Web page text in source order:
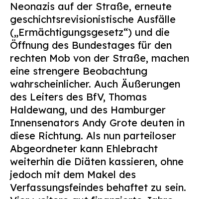
Neonazis auf der Straße, erneute
geschichtsrevisionistische Ausfälle
(„Ermächtigungsgesetz“) und die
Öffnung des Bundestages für den
rechten Mob von der Straße, machen
eine strengere Beobachtung
wahrscheinlicher. Auch Äußerungen
des Leiters des BfV, Thomas
Haldewang, und des Hamburger
Innensenators Andy Grote deuten in
diese Richtung. Als nun parteiloser
Abgeordneter kann Ehlebracht
weiterhin die Diäten kassieren, ohne
jedoch mit dem Makel des
Verfassungsfeindes behaftet zu sein.